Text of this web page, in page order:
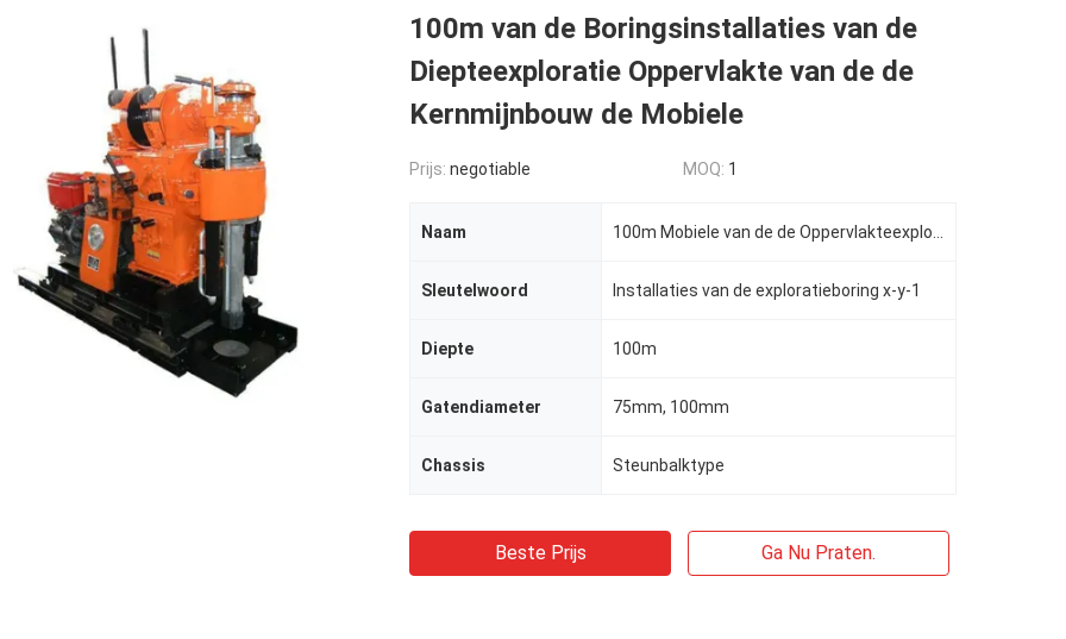
100m van de Boringsinstallaties van de
Diepteexploratie Oppervlakte van de de
Kernmijnbouw de Mobiele
Prijs: negotiable MOQ: 1
Naam
Sleutelwoord Installaties van de exploratieboring x-y-1
Diepte 100m
Gatendiameter 75mm, 100mm
Chassis Steunbalktype
Beste Prijs Ga Nu Praten.